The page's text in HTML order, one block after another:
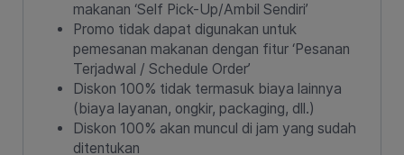
makanan ‘Self Pick-Up/Ambil Sendiri’
Promo tidak dapat digunakan untuk
pemesanan makanan dengan fitur ‘Pesanan
Terjadwal / Schedule Order’
Diskon 100% tidak termasuk biaya lainnya
(biaya layanan, ongkir, packaging, dll.)
Diskon 100% akan muncul di jam yang sudah
ditentukan